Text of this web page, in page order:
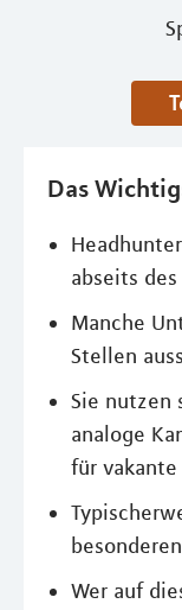
Das
abseits
Manche
Stellen
Sie nutzen
analoge
für
Wer auf